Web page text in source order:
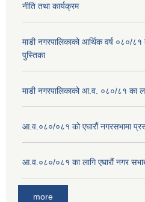
नीति तथा कार्यक्रम
माडी नगरपालिकाको आर्थिक वर्ष ०८०/८१
पुस्तिका
माडी नगरपालिकाको आ.व. ०८०/८१ का
आ.व.०८०/०८१ को एघारौं नगरसभामा
आ.व.०८०/०८१ का लागि एघारौं नगर
more